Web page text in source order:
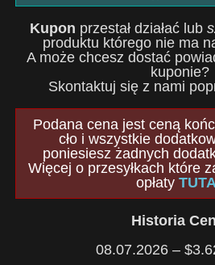
Kupon przestał działać lub
produktu którego nie ma
A może chcesz dostać
kuponie?
Skontaktuj się z nami
Podana cena jest ceną
cło i wszystkie
poniesiesz żadnych
Więcej o przesyłkach które
opłaty
Historia
08.07.2026 –